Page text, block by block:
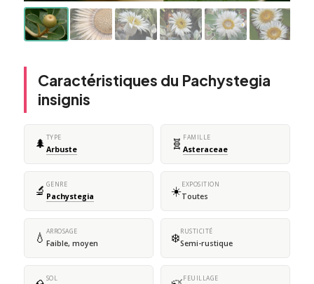
Caractéristiques du Pachystegia
insignis
🌲 TYPE
Arbuste 🧬 FAMILLE
Asteraceae
🔬 GENRE
Pachystegia ☀️EXPOSITION
Toutes
💧 ARROSAGE
Faible, moyen ❄️RUSTICITÉ
Semi-rustique
SOL FEUILLAGE